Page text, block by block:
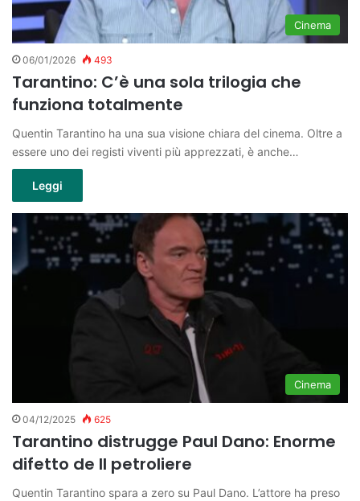
Cinema
06/01/2026 493
Tarantino: C’è una sola trilogia che
funziona totalmente
Quentin Tarantino ha una sua visione chiara del cinema. Oltre a
essere uno dei registi viventi più apprezzati, è anche…
Leggi
Cinema
04/12/2025 625
Tarantino distrugge Paul Dano: Enorme
difetto de Il petroliere
Quentin Tarantino spara a zero su Paul Dano. L’attore ha preso